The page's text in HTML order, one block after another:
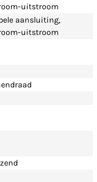
uitstroom
aansluiting,
uitstroom